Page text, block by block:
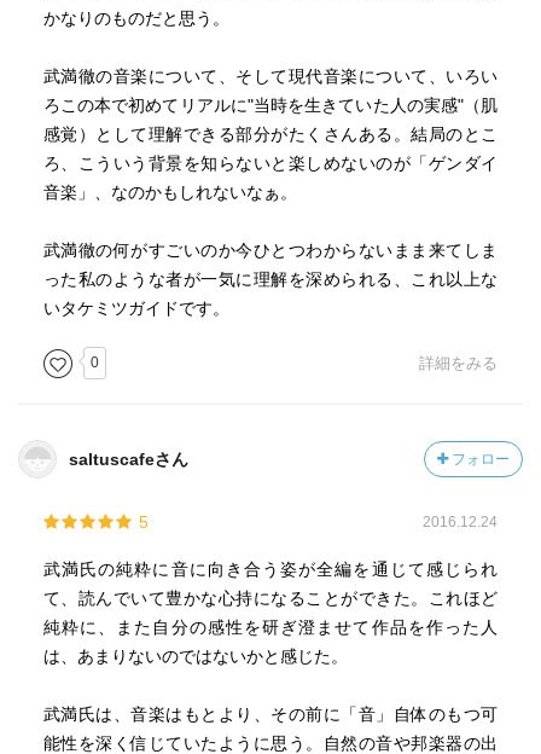
かなりのものだと思う。
武満徹の音楽について、そして現代音楽について、いろい
ろこの本で初めてリアルに"当時を生きていた人の実感"（肌
感覚）として理解できる部分がたくさんある。結局のとこ
ろ、こういう背景を知らないと楽しめないのが「ゲンダイ
音楽」、なのかもしれないなぁ。
武満徹の何がすごいのか今ひとつわからないまま来てしま
った私のような者が一気に理解を深められる、これ以上な
いタケミツガイドです。
0 詳細をみる
saltuscafeさん フォロー
5 2016.12.24
武満氏の純粋に音に向き合う姿が全編を通じて感じられ
て、読んでいて豊かな心持になることができた。これほど
純粋に、また自分の感性を研ぎ澄ませて作品を作った人
は、あまりないのではないかと感じた。
武満氏は、音楽はもとより、その前に「音」自体のもつ可
能性を深く信じていたように思う。自然の音や邦楽器の出